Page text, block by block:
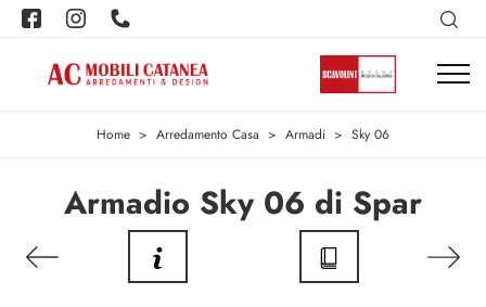
Home > Arredamento Casa > Armadi > Sky 06
Armadio Sky 06 di Spar